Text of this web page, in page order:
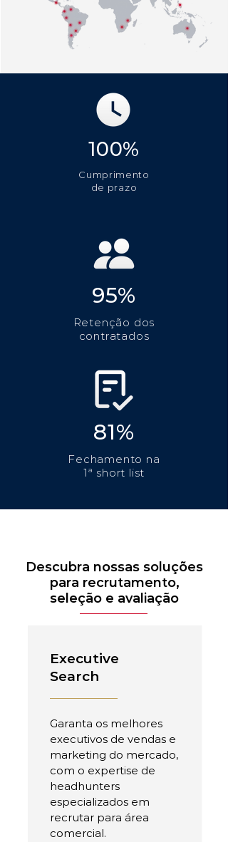
100%
Cumprimento
de prazo
95%
Retenção dos
contratados
81%
Fechamento na
1ª short list
Descubra nossas soluções
para recrutamento,
seleção e avaliação
Executive
Search
Garanta os melhores
executivos de vendas e
marketing do mercado,
com o expertise de
headhunters
especializados em
recrutar para área
comercial.